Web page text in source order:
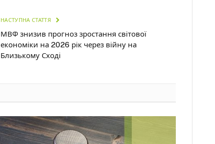
НАСТУПНА СТАТТЯ
МВФ знизив прогноз зростання світової
економіки на 2026 рік через війну на
Близькому Сході